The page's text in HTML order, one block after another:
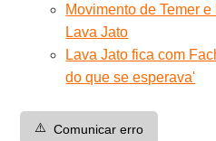
Movimento de Temer
Lava Jato
Lava Jato fica com
do que se esperava'
⚠️ Comunicar erro